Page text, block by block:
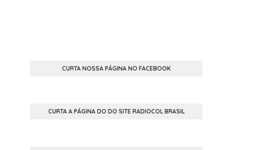
CURTA NOSSA PÁGINA NO FACEBOOK
CURTA A PÁGINA DO DO SITE RADIOCOL BRASIL